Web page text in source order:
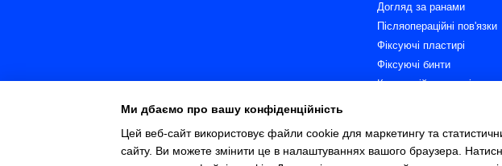
Догляд за ранами
Післяопераційні пов'язки
Фіксуючі пластирі
Фіксуючі бинти
Компресійна терапія та
Діагностика
Ми дбаємо про вашу конфіденційність
Цей веб-сайт використовує файли cookie для маркетингу та
сайту. Ви можете змінити це в налаштуваннях вашого браузера.